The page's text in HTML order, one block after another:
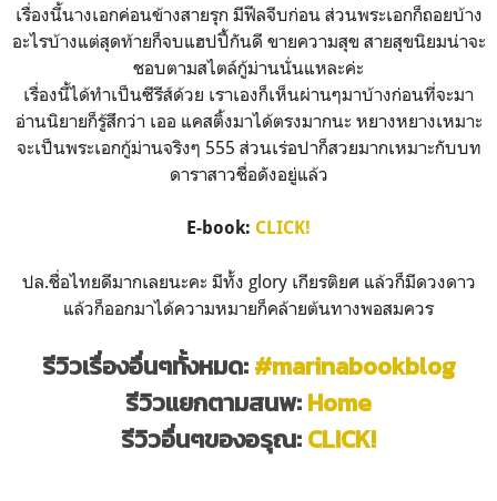
เรื่องนี้นางเอกค่อนข้างสายรุก มีฟีลจีบก่อน ส่วนพระเอกก็ถอยบ้าง
อะไรบ้างแต่สุดท้ายก็จบแฮปปี้กันดี ขายความสุข สายสุขนิยมน่าจะ
ชอบตามสไตล์กู้ม่านนั่นแหละค่ะ
เรื่องนี้ได้ทำเป็นซีรีส์ด้วย เราเองก็เห็นผ่านๆมาบ้างก่อนที่จะมา
อ่านนิยายก็รู้สึกว่า เออ แคสติ้งมาได้ตรงมากนะ หยางหยางเหมาะ
จะเป็นพระเอกกู้ม่านจริงๆ 555 ส่วนเร่อปาก็สวยมากเหมาะกับบท
ดาราสาวชื่อดังอยู่แล้ว
E-book: CLICK!
ปล.ชื่อไทยดีมากเลยนะคะ มีทั้ง glory เกียรติยศ แล้วก็มีดวงดาว
แล้วก็ออกมาได้ความหมายก็คล้ายต้นทางพอสมควร
รีวิวเรื่องอื่นๆทั้งหมด:#marinabookblog
รีวิวแยกตามสนพ:Home
รีวิวอื่นๆของอรุณ:CLICK!